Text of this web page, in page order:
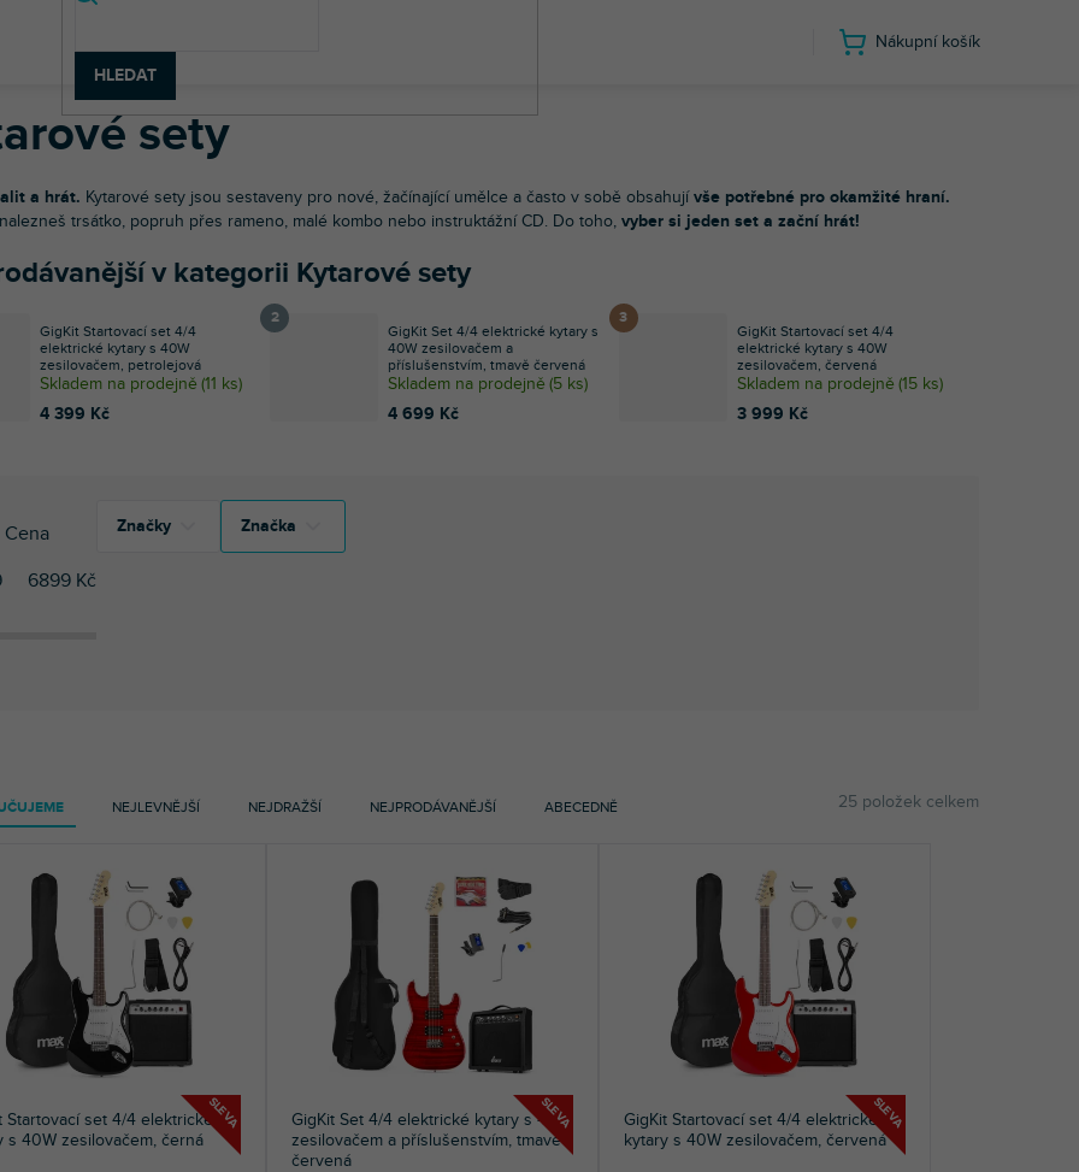
HLEDAT
Nákupní košík
nástroje Kytary
sety
a hrát. Kytarové sety jsou sestaveny pro nové, žačínající umělce a často v sobě obsahujívše potřebné pro okamžité hraní.
trsátko, popruh přes rameno, malé kombo nebo instruktážní CD. Do toho, vyber si jeden set a zační hrát!
v kategorii Kytarové sety
GigKit Startovací set 4/4
elektrické kytary s 40W
zesilovačem, petrolejová
Skladem na prodejně (11 ks)
4 399 Kč
GigKit Set 4/4 elektrické kytary s
40W zesilovačem a
příslušenstvím, tmavě červená
Skladem na prodejně (5 ks)
4 699 Kč
GigKit Startovací set 4/4
elektrické kytary s 40W
zesilovačem, červená
Skladem na prodejně (15 ks)
3 999 Kč
NEJLEVNĚJŠÍ NEJDRAŽŠÍ NEJPRODÁVANĚJŠÍ ABECEDNĚ 25 položek celkem
Cena
6899 Kč
Značky Značka
SLEVA
Startovací set 4/4 elektrické
s 40W zesilovačem, černá
SLEVA
GigKit Set 4/4 elektrické kytary s 40W
zesilovačem a příslušenstvím, tmavě
červená
SLEVA
GigKit Startovací set 4/4 elektrické
kytary s 40W zesilovačem, červená